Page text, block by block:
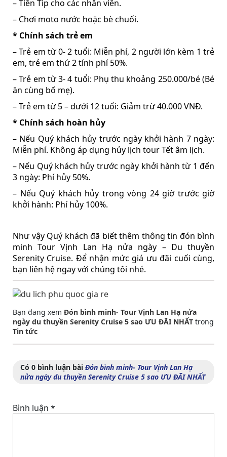
– Tiền Tip cho các nhân viên.
– Chơi moto nước hoặc bè chuối.
* Chính sách trẻ em
– Trẻ em từ 0- 2 tuổi: Miễn phí, 2 người lớn kèm 1 trẻ
em, trẻ em thứ 2 tính phí 50%.
– Trẻ em từ 3- 4 tuổi: Phụ thu khoảng 250.000/bé (Bé
ăn cùng bố mẹ).
– Trẻ em từ 5 – dưới 12 tuổi: Giảm trừ 40.000 VNĐ.
* Chính sách hoàn hủy
– Nếu Quý khách hủy trước ngày khởi hành 7 ngày:
Miễn phí. Không áp dụng hủy lịch tour Tết âm lịch.
– Nếu Quý khách hủy trước ngày khởi hành từ 1 đến
3 ngày: Phí hủy 50%.
– Nếu Quý khách hủy trong vòng 24 giờ trước giờ
khởi hành: Phí hủy 100%.
Như vậy Quý khách đã biết thêm thông tin đón bình
minh Tour Vịnh Lan Hạ nửa ngày – Du thuyền
Serenity Cruise. Để nhận mức giá ưu đãi cuối cùng,
bạn liên hệ ngay với chúng tôi nhé.
Bạn đang xem Đón bình minh- Tour Vịnh Lan Hạ nửa
ngày du thuyền Serenity Cruise 5 sao ƯU ĐÃI NHẤT trong
Tin tức
Có 0 bình luận bài Đón bình minh- Tour Vịnh Lan Hạ
nửa ngày du thuyền Serenity Cruise 5 sao ƯU ĐÃI NHẤT
Bình luận *